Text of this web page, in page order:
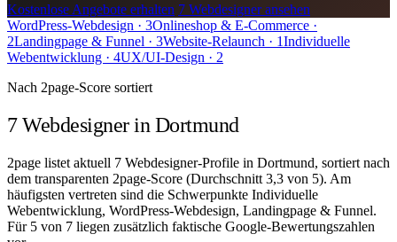
Kostenlose Angebote erhalten 7 Webdesigner ansehen
WordPress-Webdesign · 3Onlineshop & E-Commerce ·
2Landingpage & Funnel · 3Website-Relaunch · 1Individuelle
Webentwicklung · 4UX/UI-Design · 2
Nach 2page-Score sortiert
7 Webdesigner in Dortmund
2page listet aktuell 7 Webdesigner-Profile in Dortmund, sortiert nach
dem transparenten 2page-Score (Durchschnitt 3,3 von 5). Am
häufigsten vertreten sind die Schwerpunkte Individuelle
Webentwicklung, WordPress-Webdesign, Landingpage & Funnel.
Für 5 von 7 liegen zusätzlich faktische Google-Bewertungszahlen